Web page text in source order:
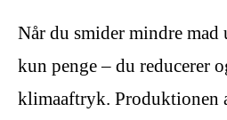
Når du smider mindre mad
kun penge – du reducerer
klimaaftryk. Produktionen